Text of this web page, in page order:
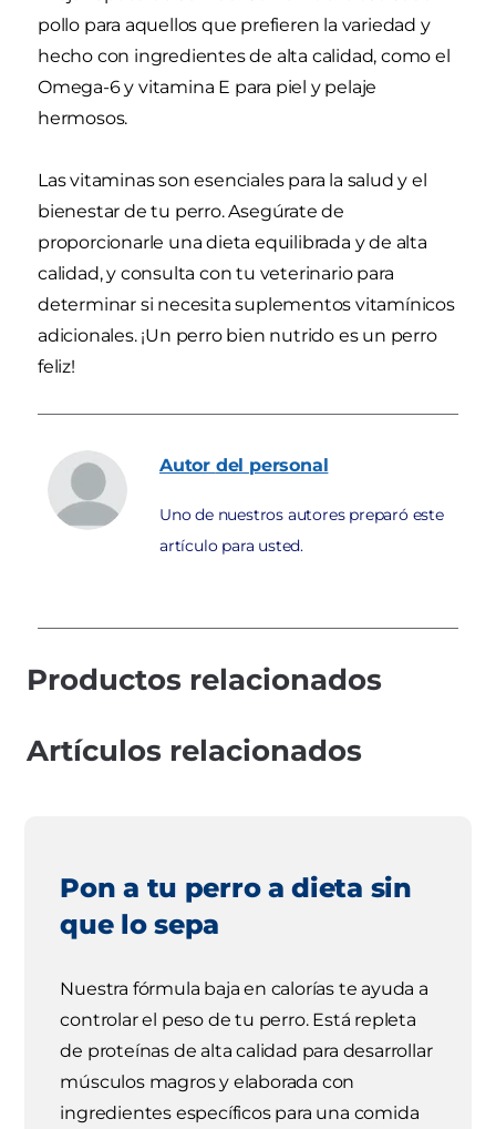
pollo para aquellos que prefieren la variedad y
hecho con ingredientes de alta calidad, como el
Omega-6 y vitamina E para piel y pelaje
hermosos.
Las vitaminas son esenciales para la salud y el
bienestar de tu perro. Asegúrate de
proporcionarle una dieta equilibrada y de alta
calidad, y consulta con tu veterinario para
determinar si necesita suplementos vitamínicos
adicionales. ¡Un perro bien nutrido es un perro
feliz!
Autor del personal
Uno de nuestros autores preparó este
artículo para usted.
Productos relacionados
Artículos relacionados
Pon a tu perro a dieta sin
que lo sepa
Nuestra fórmula baja en calorías te ayuda a
controlar el peso de tu perro. Está repleta
de proteínas de alta calidad para desarrollar
músculos magros y elaborada con
ingredientes específicos para una comida